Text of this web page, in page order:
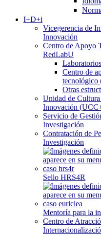
I+D+i
Vicegerencia de
Innovación
Centro de Apoyo
RedLabU
Centro de
tecnológico
Otras
Unidad de
Innovación
Servicio de
Investigación
Contratación de
Investigación
Sello HRS4R
Mentoría para la
Centro de